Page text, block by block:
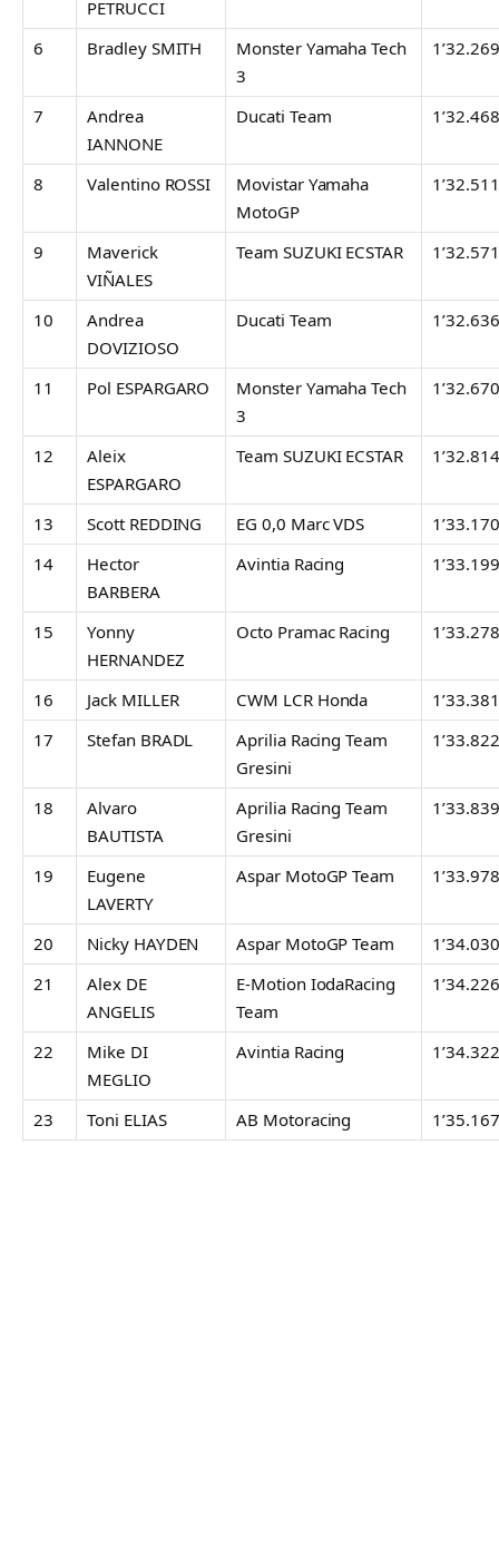
PETRUCCI
6
Bradley SMITH
Monster Yamaha Tech
3
1’32.269
7
Andrea
IANNONE
Ducati Team 1’32.468
8 Valentino ROSSI
Movistar Yamaha
MotoGP
1’32.511
9
Maverick
VIÑALES
Team SUZUKI ECSTAR 1’32.571
10
Andrea
DOVIZIOSO
Ducati Team 1’32.636
11 Pol ESPARGARO
Monster Yamaha Tech
3
1’32.670
12
Aleix
ESPARGARO
Team SUZUKI ECSTAR 1’32.814
13 Scott REDDING EG 0,0 Marc VDS
1’33.170
14
Hector
BARBERA
Avintia Racing 1’33.199
15
Yonny
HERNANDEZ
Octo Pramac Racing 1’33.278
16 Jack MILLER CWM LCR Honda
1’33.381
17
Stefan BRADL
Aprilia Racing Team
Gresini
1’33.822
18
Alvaro
BAUTISTA
Aprilia Racing Team
Gresini
1’33.839
19
Eugene
LAVERTY
Aspar MotoGP Team 1’33.978
20 Nicky HAYDEN Aspar MotoGP Team
1’34.030
21
Alex DE
ANGELIS
E-Motion IodaRacing
Team
1’34.226
22
Mike DI
MEGLIO
Avintia Racing 1’34.322
23 Toni ELIAS AB Motoracing 1’35.167